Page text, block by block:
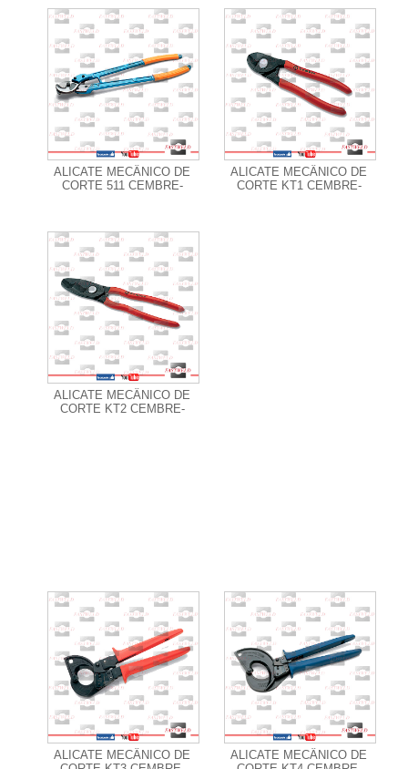
+ Informações
ALICATE MECÂNICO DE
CORTE 511 CEMBRE-
+ Informações
ALICATE MECÂNICO DE
CORTE KT1 CEMBRE-
+ Informações
ALICATE MECÂNICO DE
CORTE KT2 CEMBRE-
+ Informações
ALICATE MECÂNICO DE
+ Informações
ALICATE MECÂNICO DE